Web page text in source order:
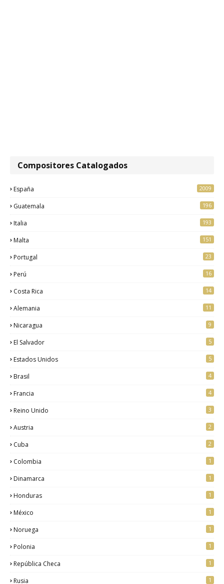
Compositores Catalogados
España 2009
Guatemala 196
Italia 193
Malta 151
Portugal 23
Perú 16
Costa Rica 14
Alemania 11
Nicaragua 9
El Salvador 5
Estados Unidos 5
Brasil 4
Francia 4
Reino Unido 3
Austria 2
Cuba 2
Colombia 1
Dinamarca 1
Honduras 1
México 1
Noruega 1
Polonia 1
República Checa 1
Rusia 1